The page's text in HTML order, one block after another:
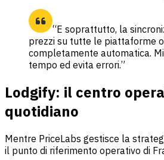
“E soprattutto, la
prezzi su tutte le piattaforme
completamente automatica.
tempo ed evita errori.”
Lodgify: il centro
quotidiano
Mentre PriceLabs gestisce la
il punto di riferimento operativo di